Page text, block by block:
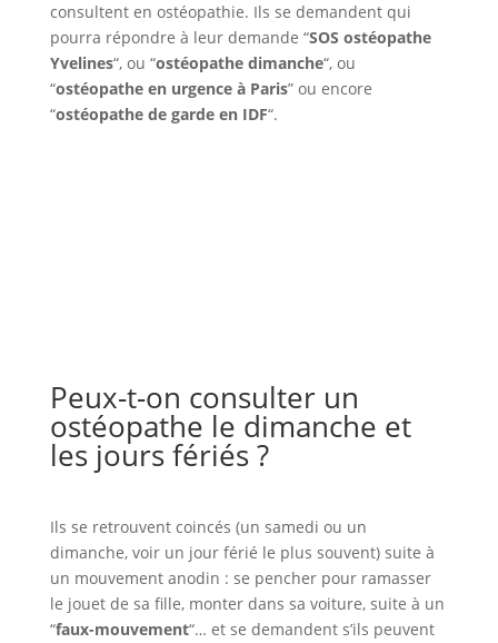
consultent en ostéopathie. Ils se demandent qui
pourra répondre à leur demande “SOS ostéopathe
Yvelines“, ou “ostéopathe dimanche“, ou
“ostéopathe en urgence à Paris” ou encore
“ostéopathe de garde en IDF“.
Peux-t-on consulter un
ostéopathe le dimanche et
les jours fériés ?
Ils se retrouvent coincés (un samedi ou un
dimanche, voir un jour férié le plus souvent) suite à
un mouvement anodin : se pencher pour ramasser
le jouet de sa fille, monter dans sa voiture, suite à un
“faux-mouvement“… et se demandent s’ils peuvent